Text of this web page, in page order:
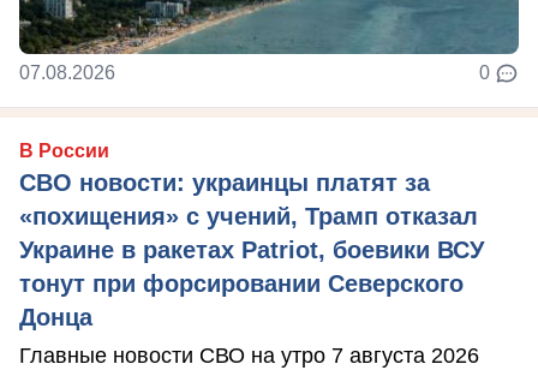
07.08.2026 0
В России
СВО новости: украинцы платят за
«похищения» с учений, Трамп отказал
Украине в ракетах Patriot, боевики ВСУ
тонут при форсировании Северского
Донца
Главные новости СВО на утро 7 августа 2026